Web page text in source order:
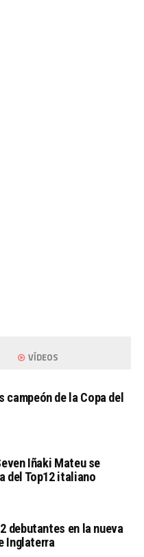
VÍDEOS
campeón de la Copa del
Iñaki Mateu se
del Top12 italiano
debutantes en la nueva
Inglaterra